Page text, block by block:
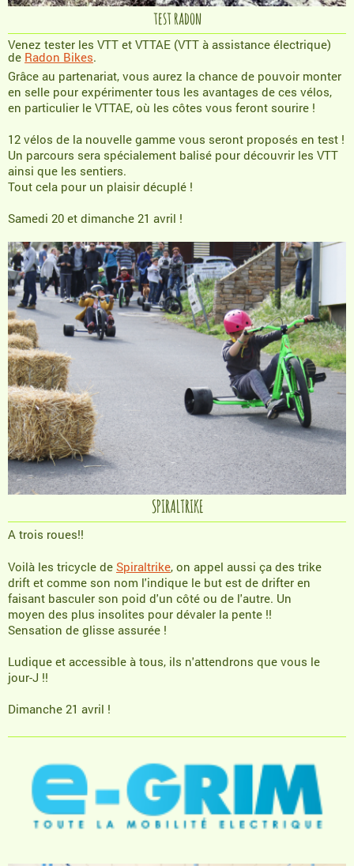
test radon
Venez tester les VTT et VTTAE (VTT à assistance électrique)
de Radon Bikes.
Grâce au partenariat, vous aurez la chance de pouvoir monter
en selle pour expérimenter tous les avantages de ces vélos,
en particulier le VTTAE, où les côtes vous feront sourire !
12 vélos de la nouvelle gamme vous seront proposés en test !
Un parcours sera spécialement balisé pour découvrir les VTT
ainsi que les sentiers.
Tout cela pour un plaisir décuplé !
Samedi 20 et dimanche 21 avril !
SPIRALTRIKE
A trois roues!!
Voilà les tricycle de Spiraltrike, on appel aussi ça des trike
drift et comme son nom l'indique le but est de drifter en
faisant basculer son poid d'un côté ou de l'autre. Un
moyen des plus insolites pour dévaler la pente !!
Sensation de glisse assurée !
Ludique et accessible à tous, ils n'attendrons que vous le
jour-J !!
Dimanche 21 avril !